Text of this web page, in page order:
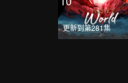
更新到第281集